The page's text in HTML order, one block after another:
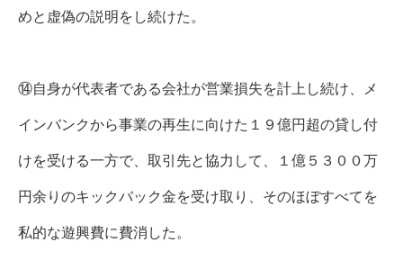
めと虚偽の説明をし続けた。
⑭自身が代表者である会社が営業損失を計上し続け、メ
インバンクから事業の再生に向けた１９億円超の貸し付
けを受ける一方で、取引先と協力して、１億５３００万
円余りのキックバック金を受け取り、そのほぼすべてを
私的な遊興費に費消した。